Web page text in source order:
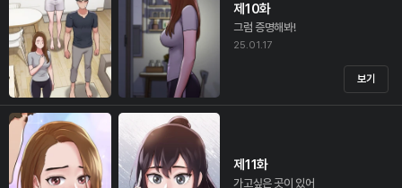
제10화
그럼 증명해봐!
25.01.17
보기
제11화
가고싶은 곳이 있어